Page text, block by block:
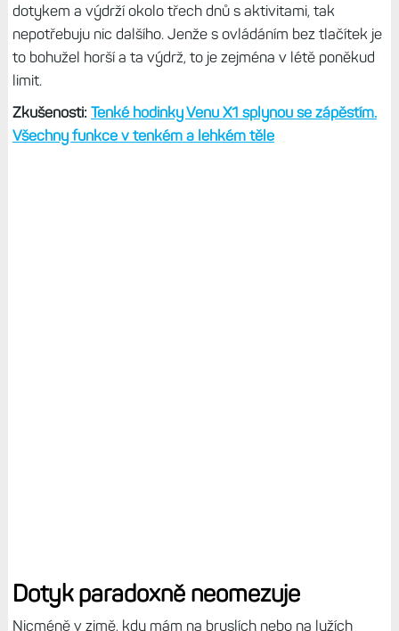
dotykem a výdrží okolo třech dnů s aktivitami, tak
nepotřebuju nic dalšího. Jenže s ovládáním bez tlačítek je
to bohužel horší a ta výdrž, to je zejména v létě poněkud
limit.
Zkušenosti: Tenké hodinky Venu X1 splynou se zápěstím.
Všechny funkce v tenkém a lehkém těle
Dotyk paradoxně neomezuje
Nicméně v zimě, kdy mám na bruslích nebo na lyžích